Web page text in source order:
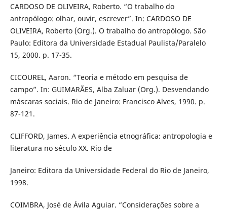
CARDOSO DE OLIVEIRA, Roberto. “O trabalho do
antropólogo: olhar, ouvir, escrever”. In: CARDOSO DE
OLIVEIRA, Roberto (Org.). O trabalho do antropólogo. São
Paulo: Editora da Universidade Estadual Paulista/Paralelo
15, 2000. p. 17-35.
CICOUREL, Aaron. “Teoria e método em pesquisa de
campo”. In: GUIMARÃES, Alba Zaluar (Org.). Desvendando
máscaras sociais. Rio de Janeiro: Francisco Alves, 1990. p.
87-121.
CLIFFORD, James. A experiência etnográfica: antropologia e
literatura no século XX. Rio de
Janeiro: Editora da Universidade Federal do Rio de Janeiro,
1998.
COIMBRA, José de Ávila Aguiar. “Considerações sobre a